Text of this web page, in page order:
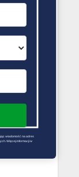
wiadomość na adres
Więcej informacji w